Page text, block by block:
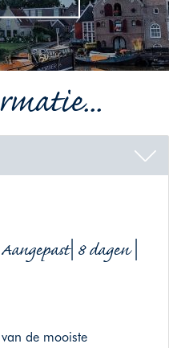
8 dagen |
de mooiste